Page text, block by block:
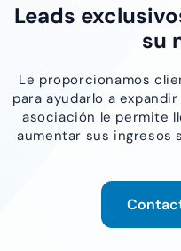
Leads
su
Le proporcionamos
para ayudarlo a
asociación le permite
aumentar sus ingresos